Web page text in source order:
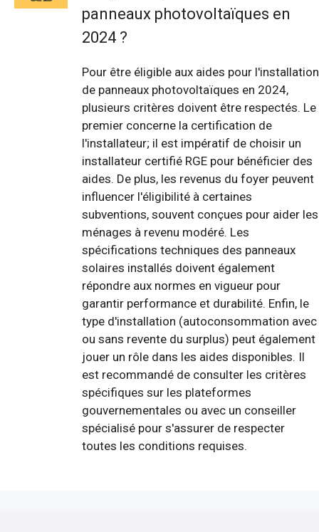
panneaux photovoltaïques en
2024 ?
Pour être éligible aux aides pour l'installation
de panneaux photovoltaïques en 2024,
plusieurs critères doivent être respectés. Le
premier concerne la certification de
l'installateur; il est impératif de choisir un
installateur certifié RGE pour bénéficier des
aides. De plus, les revenus du foyer peuvent
influencer l'éligibilité à certaines
subventions, souvent conçues pour aider les
ménages à revenu modéré. Les
spécifications techniques des panneaux
solaires installés doivent également
répondre aux normes en vigueur pour
garantir performance et durabilité. Enfin, le
type d'installation (autoconsommation avec
ou sans revente du surplus) peut également
jouer un rôle dans les aides disponibles. Il
est recommandé de consulter les critères
spécifiques sur les plateformes
gouvernementales ou avec un conseiller
spécialisé pour s'assurer de respecter
toutes les conditions requises.